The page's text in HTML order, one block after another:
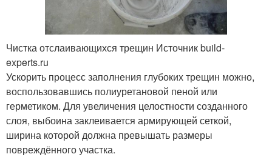
Чистка отслаивающихся трещин Источник build-
experts.ru
Ускорить процесс заполнения глубоких трещин можно,
воспользовавшись полиуретановой пеной или
герметиком. Для увеличения целостности созданного
слоя, выбоина заклеивается армирующей сеткой,
ширина которой должна превышать размеры
повреждённого участка.